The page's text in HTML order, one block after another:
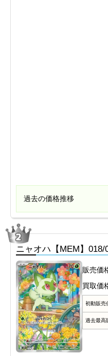
過去の価格推移
ニャオハ【MEM】018/
販売価
買取価
初動販売
過去最高